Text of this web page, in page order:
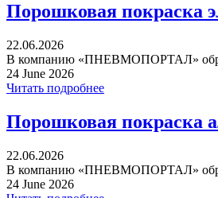
Порошковая покраска
22.06.2026
В компанию «ПНЕВМОПОРТАЛ»
24 June 2026
Читать подробнее
Порошковая покраска
22.06.2026
В компанию «ПНЕВМОПОРТАЛ»
24 June 2026